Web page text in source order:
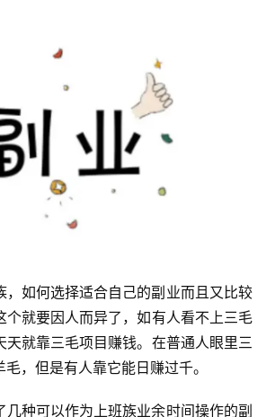
，如何选择适合自己的副业而且又比较
个就要因人而异了，如有人看不上三毛
天就靠三毛项目赚钱。在普通人眼里三
，但是有人靠它能日赚过千。
几种可以作为上班族业余时间操作的副